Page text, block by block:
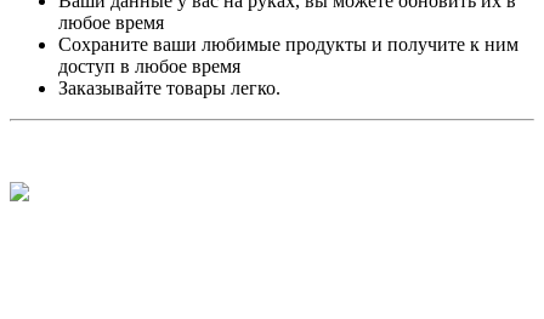
любое время
Сохраните ваши любимые продукты и получите к ним
доступ в любое время
Заказывайте товары легко.